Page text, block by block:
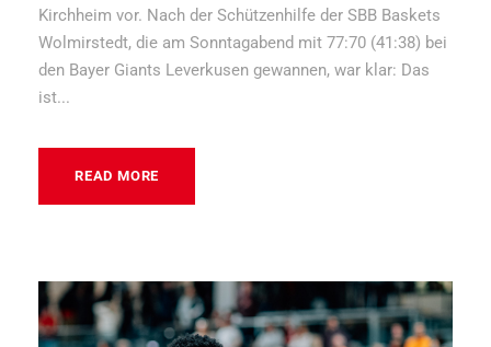
Kirchheim vor. Nach der Schützenhilfe der SBB Baskets
Wolmirstedt, die am Sonntagabend mit 77:70 (41:38) bei
den Bayer Giants Leverkusen gewannen, war klar: Das
ist...
READ MORE